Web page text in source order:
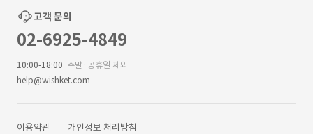
고객 문의
02-6925-4849
10:00-18:00 주말·공휴일 제외
help@wishket.com
이용약관 개인정보 처리방침